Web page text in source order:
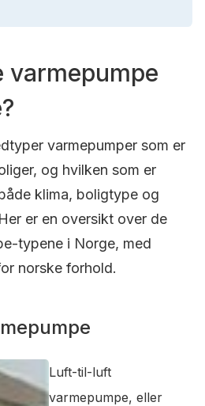
varmepumpe
varmepumper som er
og hvilken som er
klima, boligtype og
er en oversikt over de
typene i Norge, med
norske forhold.
Luft-til-luft
varmepumpe, eller